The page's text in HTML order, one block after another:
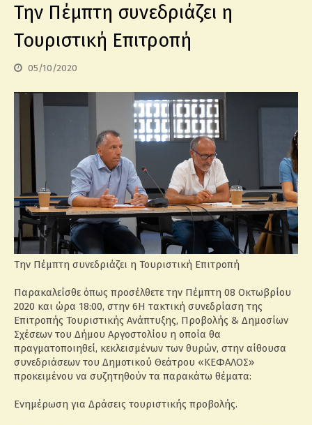
Την Πέμπτη συνεδριάζει η
Τουριστική Επιτροπή
05/10/2020
Την Πέμπτη συνεδριάζει η Τουριστική Επιτροπή
Παρακαλείσθε όπως προσέλθετε την Πέμπτη 08 Οκτωβρίου
2020 και ώρα 18:00, στην 6Η τακτική συνεδρίαση της
Επιτροπής Τουριστικής Ανάπτυξης, Προβολής & Δημοσίων
Σχέσεων του Δήμου Αργοστολίου η οποία θα
πραγματοποιηθεί, κεκλεισμένων των θυρών, στην αίθουσα
συνεδριάσεων του Δημοτικού Θεάτρου «ΚΕΦΑΛΟΣ»
προκειμένου να συζητηθούν τα παρακάτω θέματα:
Ενημέρωση για Δράσεις τουριστικής προβολής.